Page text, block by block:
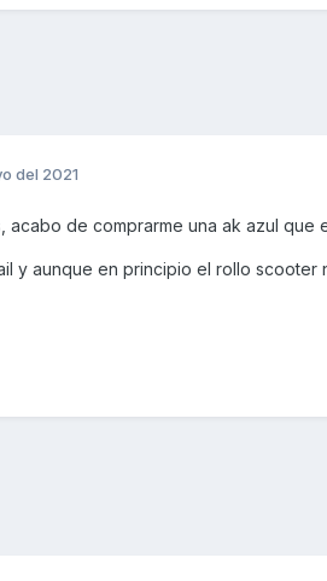
del 2021
acabo de comprarme una ak azul
y aunque en principio el rollo